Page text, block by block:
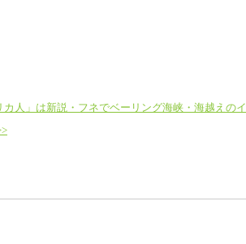
人」は新説・フネでベーリング海峡・海越えのイ